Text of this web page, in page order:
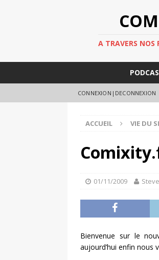
A TRAVERS NOS
CONNEXION|DECONNEXION
ACCUEIL VIE DU
01/11/2009 Steve
Bienvenue sur le
aujourd’hui enfin nous